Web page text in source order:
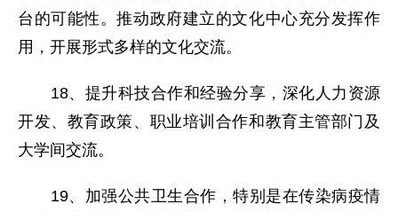
台的可能性。推动政府建立的文化中心充分发挥作
用，开展形式多样的文化交流。
18、提升科技合作和经验分享，深化人力资源
开发、教育政策、职业培训合作和教育主管部门及
大学间交流。
19、加强公共卫生合作，特别是在传染病疫情